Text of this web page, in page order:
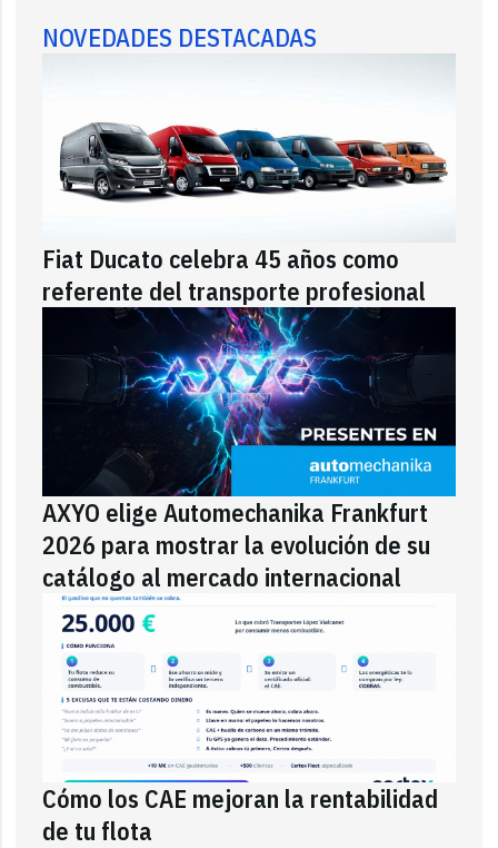
NOVEDADES DESTACADAS
Fiat Ducato celebra 45 años como
referente del transporte profesional
AXYO elige Automechanika Frankfurt
2026 para mostrar la evolución de su
catálogo al mercado internacional
Cómo los CAE mejoran la rentabilidad
de tu flota